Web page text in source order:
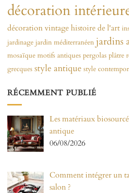
décoration
décoration vintagehistoire de l'art
jardinage jardin méditerranéen jardins
mosaïque motifs antiques pergolas plâtre
grecques style antique style
RÉCEMMENT PUBLIÉ
Les matériaux
antique
06/08/2026
Comment intégrer un
salon ?